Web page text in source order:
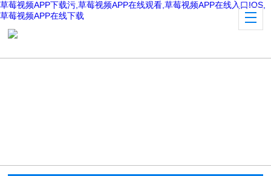
草莓视频APP下载污,草莓视频APP在线观看,草莓视频APP在线入口IOS,
草莓视频APP在线下载